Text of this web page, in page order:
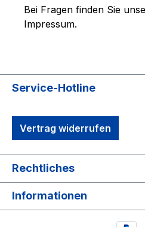
Bei Fragen finden Sie
Impressum.
Service-Hotline
Vertrag widerrufen
Rechtliches
Informationen